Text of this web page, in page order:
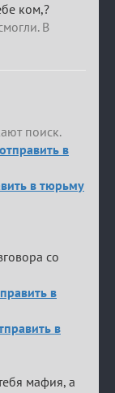
ком,?
В
поиск.
в
в тюрьму
со
в
в
мафия, а